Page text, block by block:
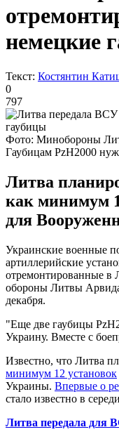
немецкие
Текст: Костянтин
0
797
Фото: Минобороны
Гаубицам PzH2000
Литва
как минимум
для
Украинские военные
артиллерийские
отремонтированные в
обороны Литвы
декабря.
"Еще две гаубицы
Украину. Вместе с
Известно, что Литва
минимум 12 установок
Украины. Впервые о
стало известно в
Литва передала для